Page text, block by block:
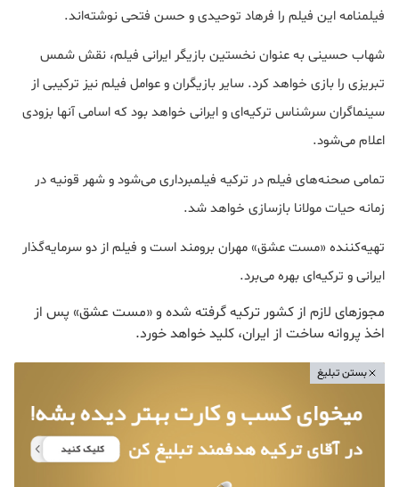
فیلمنامه این فیلم را فرهاد توحیدی و حسن فتحی نوشته‌اند.
شهاب حسینی به عنوان نخستین بازیگر ایرانی فیلم، نقش شمس
تبریزی را بازی خواهد کرد. سایر بازیگران و عوامل فیلم نیز ترکیبی از
سینماگران سرشناس ترکیه‌ای و ایرانی خواهد بود که اسامی آنها بزودی
اعلام می‌شود.
تمامی صحنه‌های فیلم در ترکیه فیلمبرداری می‌شود و شهر قونیه در
زمانه حیات مولانا بازسازی خواهد شد.
تهیه‌کننده «مست عشق» مهران برومند است و فیلم از دو سرمایه‌گذار
ایرانی و ترکیه‌ای بهره می‌برد.
مجوزهای لازم از کشور ترکیه گرفته شده و «مست عشق» پس از
اخذ پروانه ساخت از ایران، کلید خواهد خورد.
بستن تبلیغ